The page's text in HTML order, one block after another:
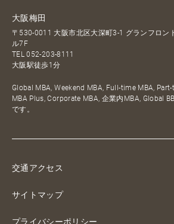
大阪梅田
〒530-0011 大阪市北区大深町3-1 グランフロン
ル7F
TEL052-203-8111
大阪駅徒歩1分
Global MBA, Weekend MBA, Full-time MBA,
MBA Plus, Corporate MBA, 企業内MBA, Global
です。
交通アクセス
サイトマップ
プライバシーポリシー